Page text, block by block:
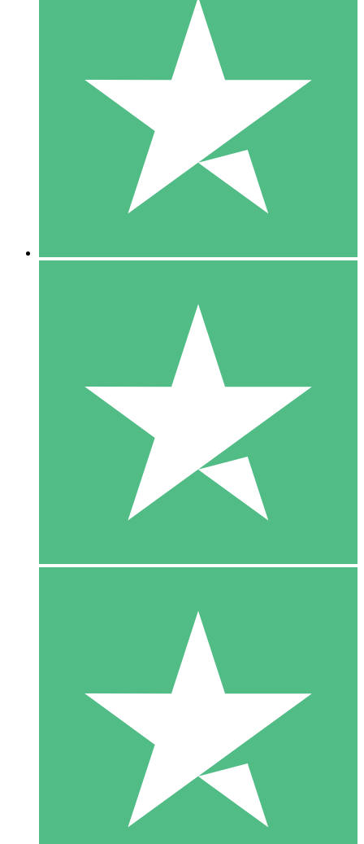
Packs de Crédits Individuels
Payez à l'utilisation avec des crédits de téléchargement. Sans
1 Téléchargement
10 00
10 Téléchargements
20 00